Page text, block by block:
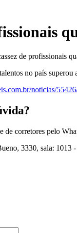
de profissionais
no país
noticias/
de corretores pelo
3330, sala: 1013